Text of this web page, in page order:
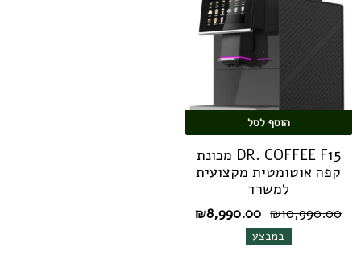
הוסף לסל
DR. COFFEE F15 מכונת
קפה אוטומטית מקצועית
למשרד
₪10,990.00
המחיר
המקורי
היה:
₪8,990.00
במבצע